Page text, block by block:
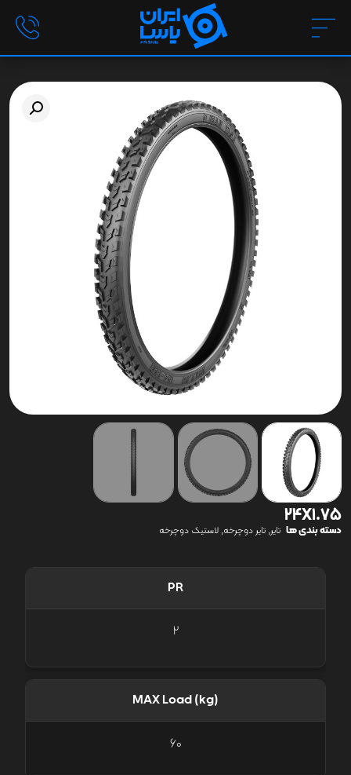
24X1.75
دسته بندی ها تایر, تایر دوچرخه, لاستیک دوچرخه
PR
2
MAX Load (kg)
60